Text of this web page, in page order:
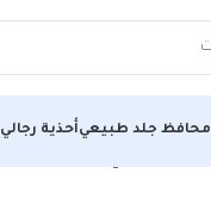
محافظ جلد طبيعيأحذية رجالي